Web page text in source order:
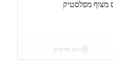
הצג פרטים